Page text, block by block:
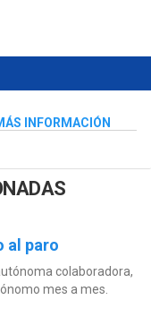
INFORMACIÓN
al paro
colaboradora,
mes a mes.